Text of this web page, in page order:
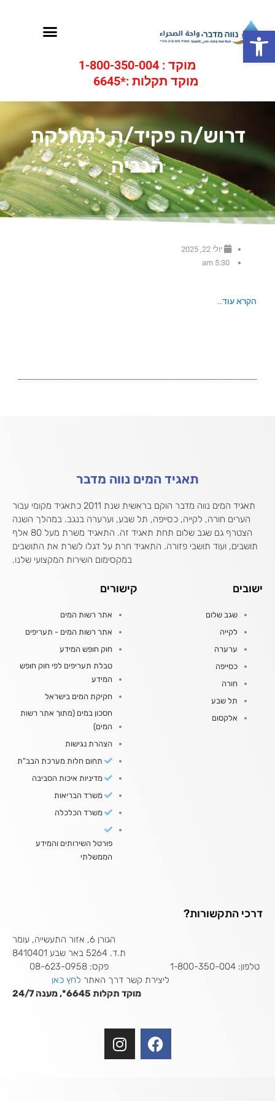
פתח סרגל נגישות תפריט
מוקד : 1-800-350-004
מוקד תקלות :*6645
דרוש/ה פקיד/ה למחלקת
הגביה
יולי 22, 2025
5:30 am
הקרא עוד..
תאגיד המים נווה מדבר
תאגיד המים נווה מדבר הוקם בראשית שנת 2011 כתאגיד מקומי עבור
הערים חורה, לקייה, כסייפה, תל שבע, וערערה בנגב. במהלך השנה
הצטרף גם שגב שלום תחת תאגיד זה. התאגיד משרת מעל 80 אלף
תושבים, ועוד תושבי פזורה. התאגיד חרת על דגלו לשרת את התושבים
במקסימום השירות המקצועי שלנו.
ישובים
שגב שלום
לקייה
ערערה
כסייפה
חורה
תל שבע
אלקסום
קישורים
אתר רשות המים
אתר רשות המים - תעריפים
חוק חופש המידע
טבלת תעריפים לפי חוק חופש
המידע
חקיקת המים בישראל
חסכון במים (מתוך אתר רשות
המים)
הצהרת נגישות
תחום חלות מערכת הבב"ת
מדיניות איכות הסביבה
משרד הבריאות
משרד הכלכלה
פורטל השירותים והמידע
הממשלתי
דרכי התקשורות?
הגורן 6, אזור התעשייה, עומר
ת.ד. 5264 באר שבע 8410401
ליצירת קשר דרך האתר לחץ כאן
מוקד תקלות 6645*, מענה 24/7
F
a
I
n